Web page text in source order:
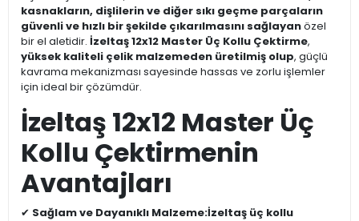
kasnakların, dişlilerin ve diğer sıkı geçme parçaların
güvenli ve hızlı bir şekilde çıkarılmasını sağlayanözel
bir el aletidir. İzeltaş 12x12 Master Üç Kollu Çektirme,
yüksek kaliteli çelik malzemeden üretilmiş olup, güçlü
kavrama mekanizması sayesinde hassas ve zorlu işlemler
için ideal bir çözümdür.
İzeltaş 12x12 Master Üç
Kollu Çektirmenin
Avantajları
✔ Sağlam ve Dayanıklı Malzeme:İzeltaş üç kollu